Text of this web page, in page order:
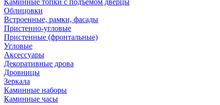
Каминные топки с подъёмом дверцы
Облицовки
Встроенные, рамки, фасады
Пристенно-угловые
Пристенные (фронтальные)
Угловые
Аксессуары
Декоративные дрова
Дровницы
Зеркала
Каминные наборы
Каминные часы